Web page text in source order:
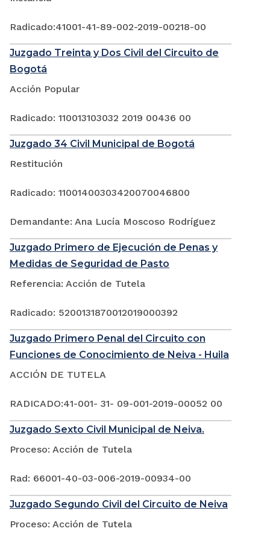
Radicado:41001-41-89-002-2019-00218-00
Juzgado Treinta y Dos Civil del Circuito de
Bogotá
Acción Popular
Radicado: 110013103032 2019 00436 00
Juzgado 34 Civil Municipal de Bogotá
Restitución
Radicado: 11001400303420070046800
Demandante: Ana Lucía Moscoso Rodríguez
Juzgado Primero de Ejecución de Penas y
Medidas de Seguridad de Pasto
Referencia: Acción de Tutela
Radicado: 5200131870012019000392
Juzgado Primero Penal del Circuito con
Funciones de Conocimiento de Neiva - Huila
ACCIÓN DE TUTELA
RADICADO:41-001- 31- 09-001-2019-00052 00
Juzgado Sexto Civil Municipal de Neiva.
Proceso: Acción de Tutela
Rad: 66001-40-03-006-2019-00934-00
Juzgado Segundo Civil del Circuito de Neiva
Proceso: Acción de Tutela